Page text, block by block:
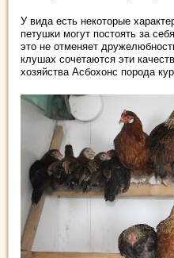
У вида есть некоторые
петушки могут постоять за
это не отменяет
клушах сочетаются эти
хозяйства Асбохонс порода